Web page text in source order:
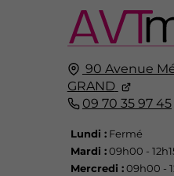
90 Avenue
GRAND
09 70 35 97 45
Lundi :Fermé
Mardi :09h00 -
Mercredi :09h00 -